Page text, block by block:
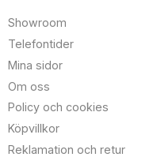
Showroom
Telefontider
Mina sidor
Om oss
Policy och cookies
Köpvillkor
Reklamation och retur